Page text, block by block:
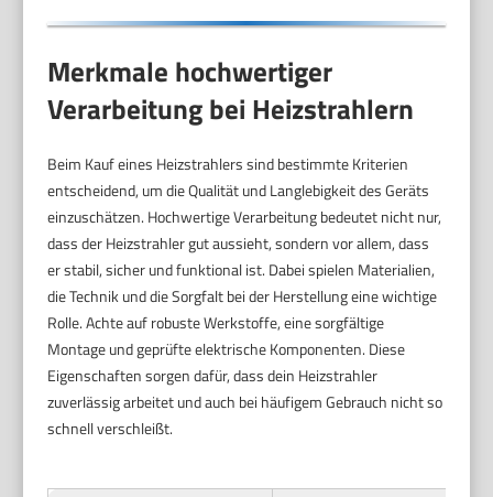
Merkmale hochwertiger
Verarbeitung bei Heizstrahlern
Beim Kauf eines Heizstrahlers sind bestimmte Kriterien
entscheidend, um die Qualität und Langlebigkeit des Geräts
einzuschätzen. Hochwertige Verarbeitung bedeutet nicht nur,
dass der Heizstrahler gut aussieht, sondern vor allem, dass
er stabil, sicher und funktional ist. Dabei spielen Materialien,
die Technik und die Sorgfalt bei der Herstellung eine wichtige
Rolle. Achte auf robuste Werkstoffe, eine sorgfältige
Montage und geprüfte elektrische Komponenten. Diese
Eigenschaften sorgen dafür, dass dein Heizstrahler
zuverlässig arbeitet und auch bei häufigem Gebrauch nicht so
schnell verschleißt.